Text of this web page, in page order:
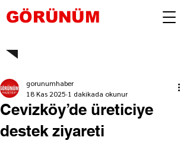
GÖRÜNÜM
Cevizköy’de üreticiye
destek ziyareti
gorunumhaber
18 Kas 2025 1 dakikada okunur